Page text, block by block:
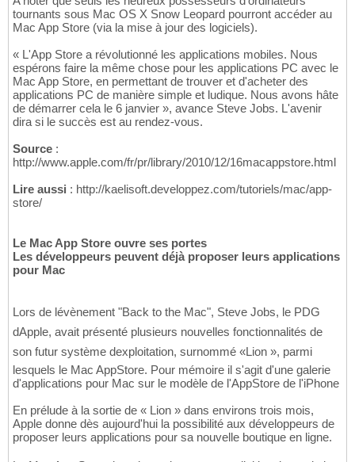
tournants sous Mac OS X Snow Leopard pourront accéder au
Mac App Store (via la mise à jour des logiciels).
« L'App Store a révolutionné les applications mobiles. Nous
espérons faire la même chose pour les applications PC avec le
Mac App Store, en permettant de trouver et d'acheter des
applications PC de manière simple et ludique. Nous avons hâte
de démarrer cela le 6 janvier », avance Steve Jobs. L'avenir
dira si le succès est au rendez-vous.
Source :
http://www.apple.com/fr/pr/library/2010/12/16macappstore.html
Lire aussi : http://kaelisoft.developpez.com/tutoriels/mac/app-
store/
Le Mac App Store ouvre ses portes
Les développeurs peuvent déjà proposer leurs applications
pour Mac
Lors de lévènement "Back to the Mac", Steve Jobs, le PDG
dApple, avait présenté plusieurs nouvelles fonctionnalités de
son futur système dexploitation, surnommé «Lion », parmi
lesquels le Mac AppStore. Pour mémoire il s'agit d'une galerie
d'applications pour Mac sur le modèle de l'AppStore de l'iPhone
En prélude à la sortie de « Lion » dans environs trois mois,
Apple donne dès aujourd'hui la possibilité aux développeurs de
proposer leurs applications pour sa nouvelle boutique en ligne.